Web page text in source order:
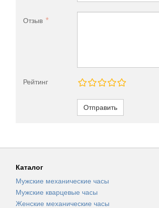
Отзыв
Рейтинг
Отправить
Каталог
Мужские механические часы
Мужские кварцевые часы
Женские механические часы